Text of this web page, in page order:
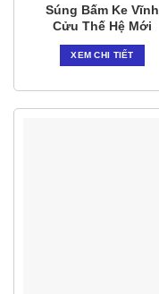
Súng Bấm Ke Vĩnh
Cửu Thế Hệ Mới
XEM CHI TIẾT